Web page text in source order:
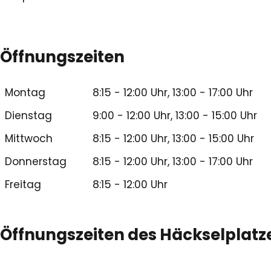
Öffnungszeiten
Montag
8:15 - 12:00 Uhr, 13:00 - 17:00 Uhr
Dienstag
9:00 - 12:00 Uhr, 13:00 - 15:00 Uhr
Mittwoch
8:15 - 12:00 Uhr, 13:00 - 15:00 Uhr
Donnerstag
8:15 - 12:00 Uhr, 13:00 - 17:00 Uhr
Freitag
8:15 - 12:00 Uhr
Öffnungszeiten des